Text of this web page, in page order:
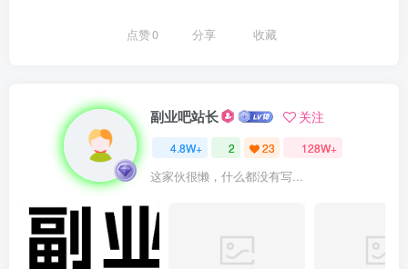
点赞0 分享 收藏
副业吧站长 关注
4.8W+ 2 23 128W+
这家伙很懒，什么都没有写...